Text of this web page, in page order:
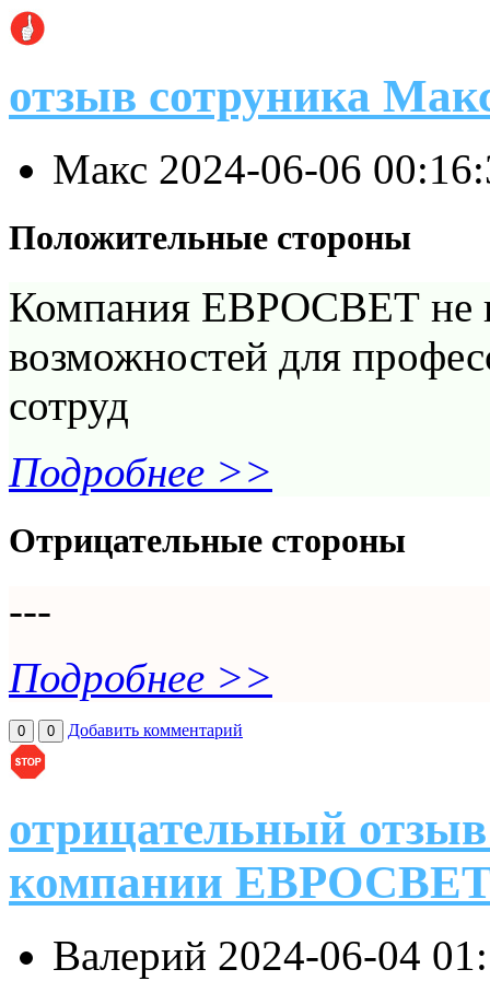
отзыв сотруника
Макс 2024-06-06
Положительные стороны
Компания ЕВРОСВЕТ не
возможностей для
сотруд
Подробнее >>
Отрицательные стороны
---
Подробнее >>
0 0 Добавить комментарий
отрицательный
компании
Валерий 2024-06-04